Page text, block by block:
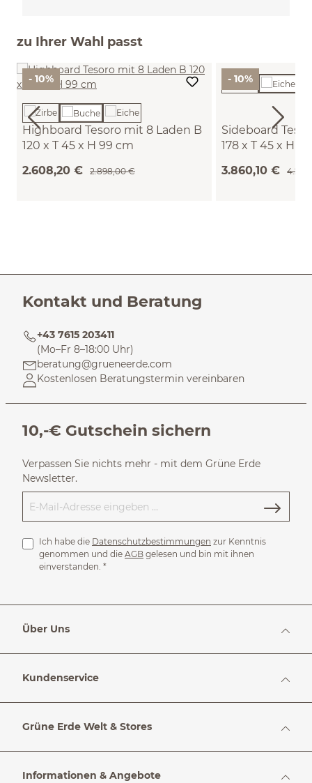
zu Ihrer Wahl passt
- 10%
Highboard Tesoro mit 8 Laden B
120 x T 45 x H 99 cm
2.608,20 € 2.898,00 €
- 10%
Sideboard
178 x T 45 x H
3.860,10 €
Kontakt und Beratung
+43 7615 203411
(Mo–Fr 8–18:00 Uhr)
beratung@grueneerde.com
Kostenlosen Beratungstermin vereinbaren
10,-€ Gutschein sichern
Verpassen Sie nichts mehr - mit dem Grüne Erde
Newsletter.
Ich habe die Datenschutzbestimmungen zur Kenntnis
genommen und die AGB gelesen und bin mit ihnen
einverstanden. *
Über Uns
Kundenservice
Grüne Erde Welt & Stores
Informationen & Angebote